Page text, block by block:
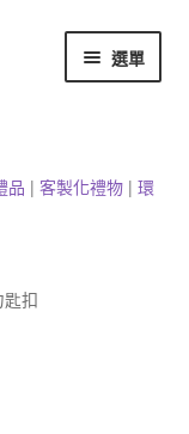
選單
品 | 客製化禮物| 環
扣